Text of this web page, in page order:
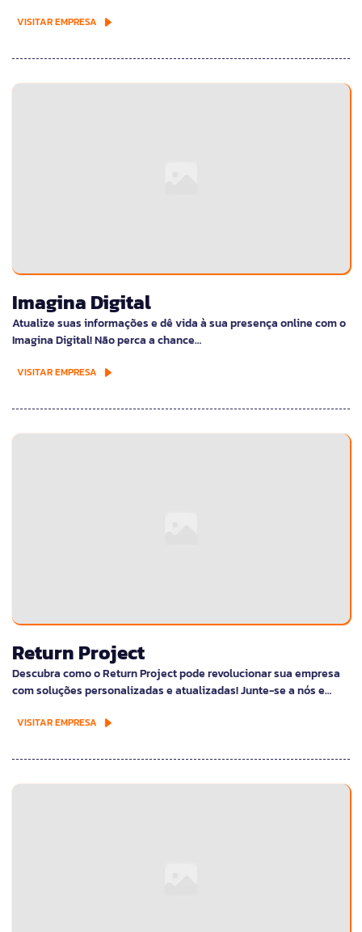
VISITAR EMPRESA
Imagina Digital
Atualize suas informações e dê vida à sua presença online com o
Imagina Digital! Não perca a chance…
VISITAR EMPRESA
Return Project
Descubra como o Return Project pode revolucionar sua empresa
com soluções personalizadas e atualizadas! Junte-se a nós e…
VISITAR EMPRESA